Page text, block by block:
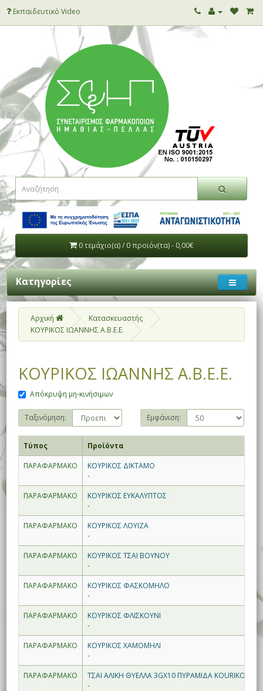
Εκπαιδευτικό Video
0 τεμάχιο(α) / 0 προϊόν(τα) - 0,00€
Κατηγορίες
Αρχική
Κατασκευαστής
ΚΟΥΡΙΚΟΣ ΙΩΑΝΝΗΣ Α.Β.Ε.Ε.
ΚΟΥΡΙΚΟΣ ΙΩΑΝΝΗΣ Α.Β.Ε.Ε.
Απόκρυψη μη-κινήσιμων
Ταξινόμηση: Εμφάνιση:
Τύπος
Προϊόντα
ΠΑΡΑΦΑΡΜΑΚΟ
ΚΟΥΡΙΚΟΣ ΔΙΚΤΑΜΟ
-
ΠΑΡΑΦΑΡΜΑΚΟ
ΚΟΥΡΙΚΟΣ ΕΥΚΑΛΥΠΤΟΣ
-
ΠΑΡΑΦΑΡΜΑΚΟ
ΚΟΥΡΙΚΟΣ ΛΟΥΙΖΑ
-
ΠΑΡΑΦΑΡΜΑΚΟ
ΚΟΥΡΙΚΟΣ ΤΣΑΙ ΒΟΥΝΟΥ
-
ΠΑΡΑΦΑΡΜΑΚΟ
ΚΟΥΡΙΚΟΣ ΦΑΣΚΟΜΗΛΟ
-
ΠΑΡΑΦΑΡΜΑΚΟ
ΚΟΥΡΙΚΟΣ ΦΛΙΣΚΟΥΝΙ
-
ΠΑΡΑΦΑΡΜΑΚΟ
ΚΟΥΡΙΚΟΣ ΧΑΜΟΜΗΛΙ
-
ΠΑΡΑΦΑΡΜΑΚΟ
ΤΣΑΙ ΑΛΙΚΗ ΘΥΕΛΛΑ 3GX10 ΠΥΡΑΜΙΔΑ KOURIKOS (6)
-